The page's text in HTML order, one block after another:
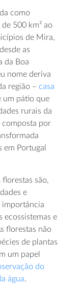
como
500 km² ao
de Mira,
as
da Boa
nome deriva
região – casa
um pátio que
rurais da
composta por
em Portugal
são,
e
importância
ecossistemas e
florestas não
de plantas
um papel
do
água.